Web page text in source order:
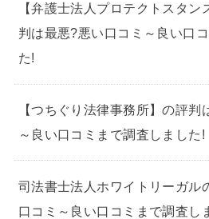
【弁護士法人プロテクトスタ
判は最悪?悪い口コミ～良い口
た!
【つちぐり法律事務所】の評判
～良い口コミまで調査しました!
司法書士法人ホワイトリーガル
口コミ～良い口コミまで調査し